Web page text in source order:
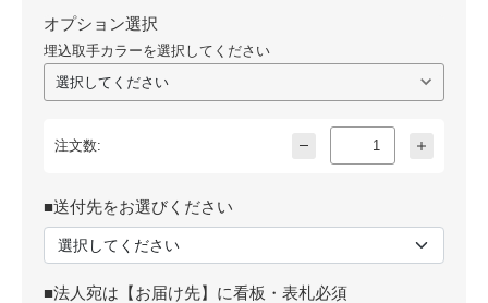
オプション選択
埋込取手カラーを選択してください
注文数:
■送付先をお選びください
■法人宛は【お届け先】に看板・表札必須